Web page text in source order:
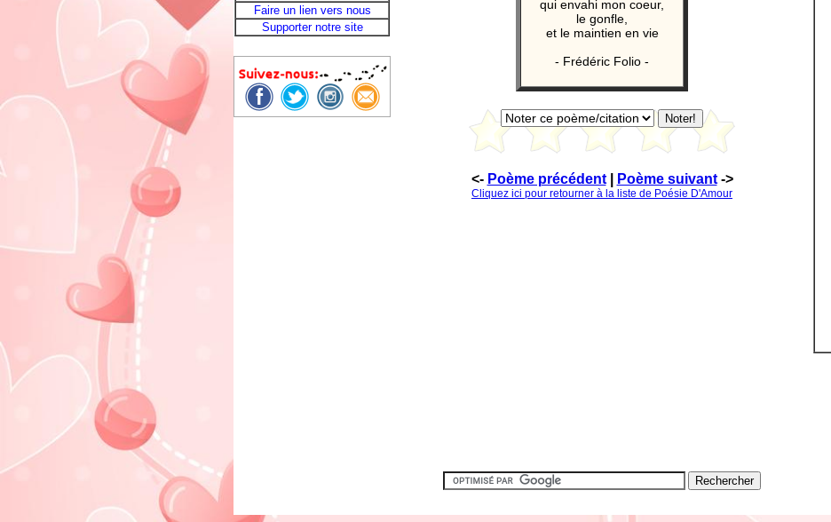
Faire un lien vers nous
Supporter notre site
qui envahi mon coeur,
le gonfle,
et le maintien en vie
- Frédéric Folio -
<- Poème précédent| Poème suivant->
Cliquez ici pour retourner à la liste de Poésie D'Amour